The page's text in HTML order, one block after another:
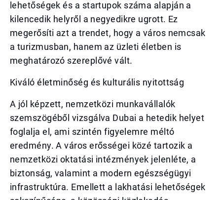
lehetőségek és a startupok száma alapján a
kilencedik helyről a negyedikre ugrott. Ez
megerősíti azt a trendet, hogy a város nemcsak
a turizmusban, hanem az üzleti életben is
meghatározó szereplővé vált.
Kiváló életminőség és kulturális nyitottság
A jól képzett, nemzetközi munkavállalók
szemszögéből vizsgálva Dubai a hetedik helyet
foglalja el, ami szintén figyelemre méltó
eredmény. A város erősségei közé tartozik a
nemzetközi oktatási intézmények jelenléte, a
biztonság, valamint a modern egészségügyi
infrastruktúra. Emellett a lakhatási lehetőségek